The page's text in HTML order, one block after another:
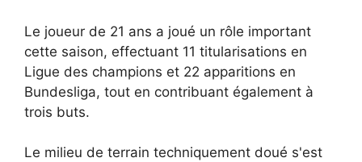
Le joueur de 21 ans a joué un rôle important
cette saison, effectuant 11 titularisations en
Ligue des champions et 22 apparitions en
Bundesliga, tout en contribuant également à
trois buts.
Le milieu de terrain techniquement doué s'est